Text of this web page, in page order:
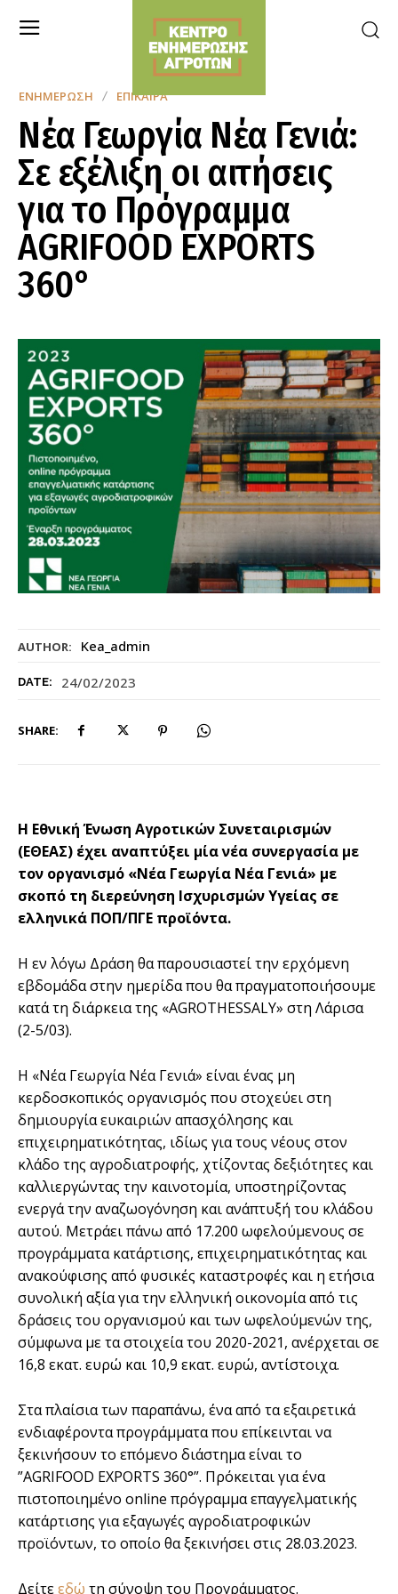
AUTHOR: Kea_admin
DATE: 24/02/2023
SHARE:
ΕΝΗΜΈΡΩΣΗ ΕΠΊΚΑΙΡΑ
Νέα Γεωργία Νέα Γενιά:
Σε εξέλιξη οι αιτήσεις
για το Πρόγραμμα
AGRIFOOD EXPORTS
360°
Η Εθνική Ένωση Αγροτικών Συνεταιρισμών
(ΕΘΕΑΣ) έχει αναπτύξει μία νέα συνεργασία με
τον οργανισμό «Νέα Γεωργία Νέα Γενιά» με
σκοπό τη διερεύνηση Ισχυρισμών Υγείας σε
ελληνικά ΠΟΠ/ΠΓΕ προϊόντα.
Η εν λόγω Δράση θα παρουσιαστεί την ερχόμενη
εβδομάδα στην ημερίδα που θα πραγματοποιήσουμε
κατά τη διάρκεια της «AGROTHESSALY» στη Λάρισα
(2-5/03).
Η «Νέα Γεωργία Νέα Γενιά» είναι ένας μη
κερδοσκοπικός οργανισμός που στοχεύει στη
δημιουργία ευκαιριών απασχόλησης και
επιχειρηματικότητας, ιδίως για τους νέους στον
κλάδο της αγροδιατροφής, χτίζοντας δεξιότητες και
καλλιεργώντας την καινοτομία, υποστηρίζοντας
ενεργά την αναζωογόνηση και ανάπτυξή του κλάδου
αυτού. Μετράει πάνω από 17.200 ωφελούμενους σε
προγράμματα κατάρτισης, επιχειρηματικότητας και
ανακούφισης από φυσικές καταστροφές και η ετήσια
συνολική αξία για την ελληνική οικονομία από τις
δράσεις του οργανισμού και των ωφελούμενών της,
σύμφωνα με τα στοιχεία του 2020-2021, ανέρχεται σε
16,8 εκατ. ευρώ και 10,9 εκατ. ευρώ, αντίστοιχα.
Στα πλαίσια των παραπάνω, ένα από τα εξαιρετικά
ενδιαφέροντα προγράμματα που επίκεινται να
ξεκινήσουν το επόμενο διάστημα είναι το
”AGRIFOOD EXPORTS 360°”. Πρόκειται για ένα
πιστοποιημένο online πρόγραμμα επαγγελματικής
κατάρτισης για εξαγωγές αγροδιατροφικών
προϊόντων, το οποίο θα ξεκινήσει στις 28.03.2023.
Δείτεεδώ τη σύνοψη του Προγράμματος.